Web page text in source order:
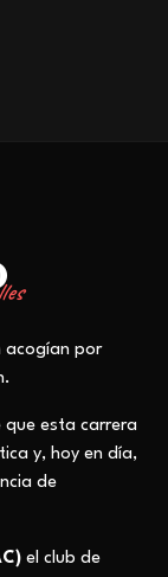
acogían por
que esta carrera
y, hoy en día,
de
el club de